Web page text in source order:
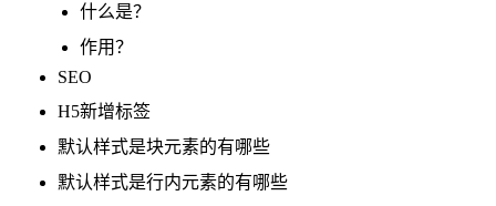
什么是？
作用？
SEO
H5新增标签
默认样式是块元素的有哪些
默认样式是行内元素的有哪些